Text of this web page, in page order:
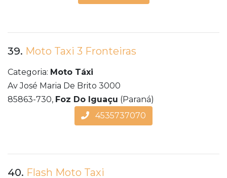
39. Moto Taxi 3 Fronteiras
Categoria: Moto Táxi
Av José Maria De Brito 3000
85863-730, Foz Do Iguaçu (Paraná)
4535737070
40. Flash Moto Taxi